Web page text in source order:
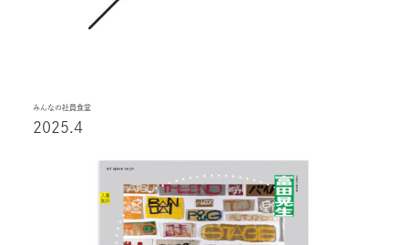
みんなの社員食堂
2025.4